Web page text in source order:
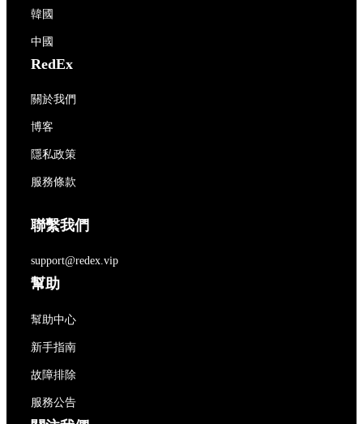
韓國
中國
RedEx
關於我們
博客
隱私政策
服務條款
聯繫我們
support@redex.vip
幫助
幫助中心
新手指南
故障排除
服務公告